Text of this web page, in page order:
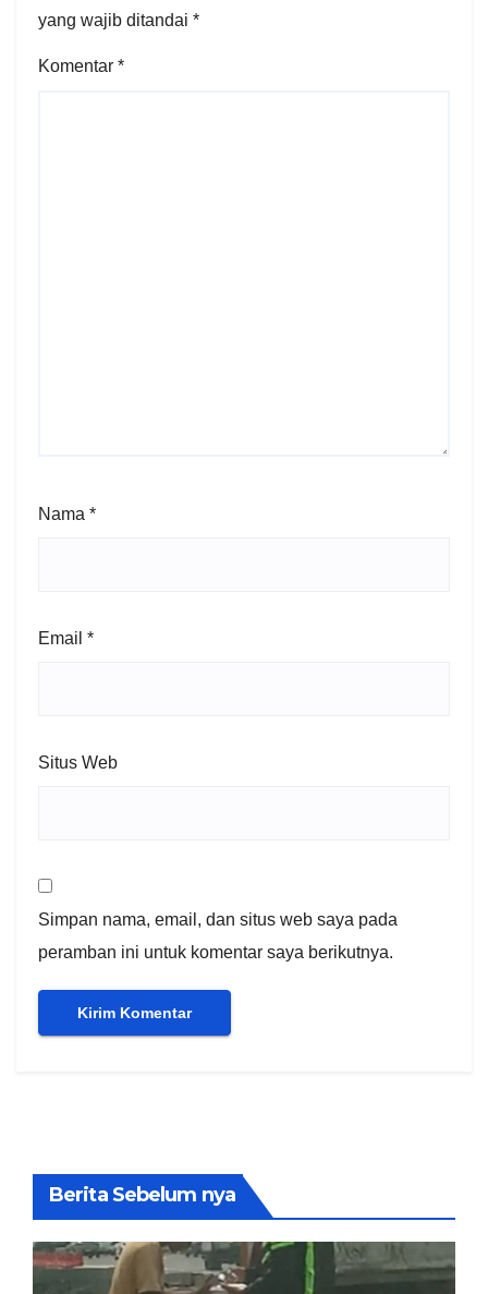
yang wajib ditandai *
Komentar *
Nama *
Email *
Situs Web
Simpan nama, email, dan situs web saya pada
peramban ini untuk komentar saya berikutnya.
Berita Sebelum nya